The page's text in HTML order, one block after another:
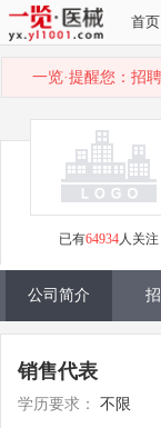
首页
一览·提醒您：招
已有64934人关注
公司简介
销售代表
学历要求： 不限